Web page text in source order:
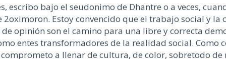
escribo bajo el seudonimo de Dhantre o a veces,
Estoy convencido que el trabajo social y la
opinión son el camino para una libre y correcta
entes transformadores de la realidad social. Como
a llenar de cultura, de color, sobretodo